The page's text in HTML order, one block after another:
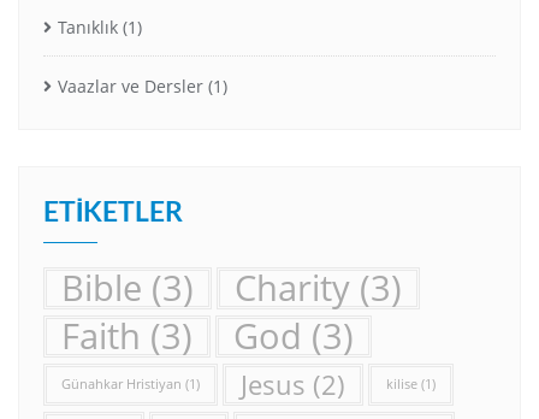
Tanıklık (1)
Vaazlar ve Dersler (1)
ETIKETLER
Bible (3) Charity (3)
Faith (3) God (3)
Günahkar Hristiyan (1) Jesus (2) kilise (1)